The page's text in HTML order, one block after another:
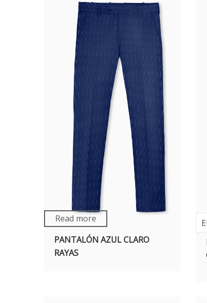
Read more
PANTALÓN AZUL CLARO
RAYAS